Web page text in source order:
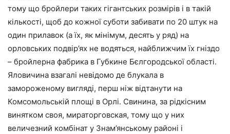
тому що бройлери таких гігантських розмірів і в такій
кількості, щоб до кожної суботи забивати по 20 штук на
один прилавок (а їх, як мінімум, десять у ряд) на
орловських подвір’ях не водяться, найближчим їх гніздо
– бройлерна фабрика в Губкине Бєлгородської області.
Яловичина взагалі невідомо де блукала в
замороженому вигляді, перш ніж відтанути на
Комсомольській площі в Орлі. Свинина, за рідкісним
винятком своя, мираторговская, тому що у них
величезний комбінат у Знам’янському районі і